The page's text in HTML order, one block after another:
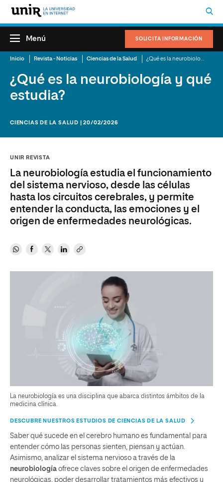
SOLICITA INFORMACIÓN
Menú
Inicio Revista - Noticias Ciencias de la Salud
¿Qué es la neurobiología y qué
estudia?
CIENCIAS DE LA SALUD | 20/02/2026
UNIR REVISTA
La neurobiología estudia el funcionamiento
del sistema nervioso, desde las células
hasta los circuitos cerebrales, y permite
entender la conducta, las emociones y el
origen de enfermedades neurológicas.
La neurobiología es una disciplina que abarca distintos ámbitos de la
medicina clínica.
DESCUBRE NUESTROS ESTUDIOS DE CIENCIAS DE LA SALUD
Saber qué sucede en el cerebro humano es fundamental para
entender cómo las personas sienten, piensan y actúan.
Asimismo, analizar el sistema nervioso a través de la
neurobiología ofrece claves sobre el origen de enfermedades
neurológicas, poder desarrollar tratamientos más efectivos y